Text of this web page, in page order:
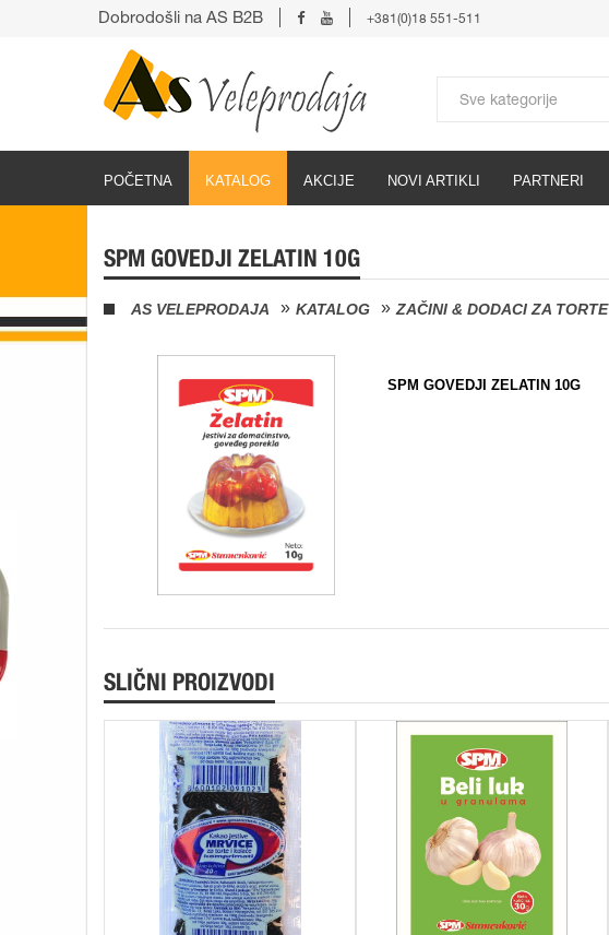
POČETNA KATALOG AKCIJE NOVI ARTIKLI PARTNERI
Dobrodošli na AS B2B +381(0)18 551-511
SPM GOVEDJI ZELATIN 10G
AS VELEPRODAJA KATALOG ZAČINI & DODACI ZA TORTE
SPM GOVEDJI ZELATIN 10G
SLIČNI PROIZVODI